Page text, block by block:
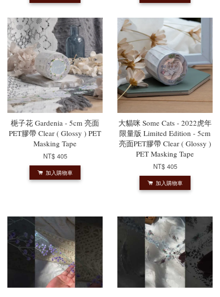
梔子花 Gardenia - 5cm 亮面
PET膠帶 Clear ( Glossy ) PET
Masking Tape
NT$ 405
加入購物車
大貓咪 Some Cats - 2022虎年
限量版 Limited Edition - 5cm
亮面PET膠帶 Clear ( Glossy )
PET Masking Tape
NT$ 405
加入購物車